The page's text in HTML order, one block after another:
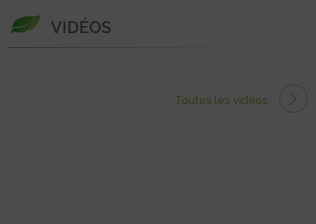
VIDÉOS
Toutes les vidéos